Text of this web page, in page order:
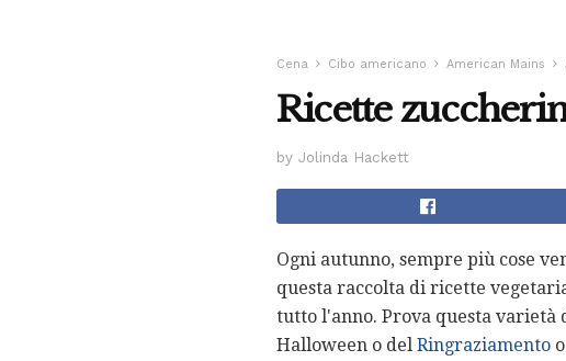
Cena Cibo americano American Mains
Ricette
by Jolinda Hackett
Ogni autunno, sempre più cose
questa raccolta di ricette
tutto l'anno. Prova questa varietà
Halloween o del Ringraziamento